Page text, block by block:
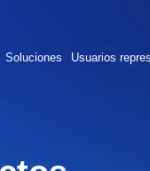
Soluciones Usuarios